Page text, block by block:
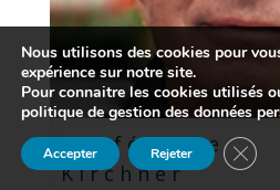
Kirchner
Nous utilisons des cookies pour
expérience sur notre site.
Pour connaitre les cookies utilisés
politique de gestion des données
Accepter Rejeter